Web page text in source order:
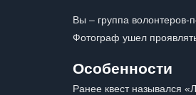
Вы – группа волонтеров-
Фотограф ушел
Особенности
Ранее квест назывался